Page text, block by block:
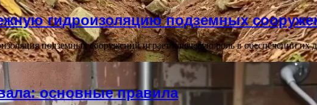
гидроизоляцию подземных
подземных сооружений играет ключевую роль в обеспечении
основные правила